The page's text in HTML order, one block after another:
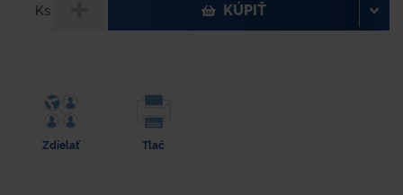
Ks KÚPIŤ
Zdielať Tlač